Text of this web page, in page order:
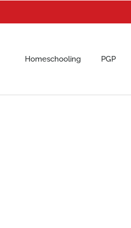
Homeschooling PGP